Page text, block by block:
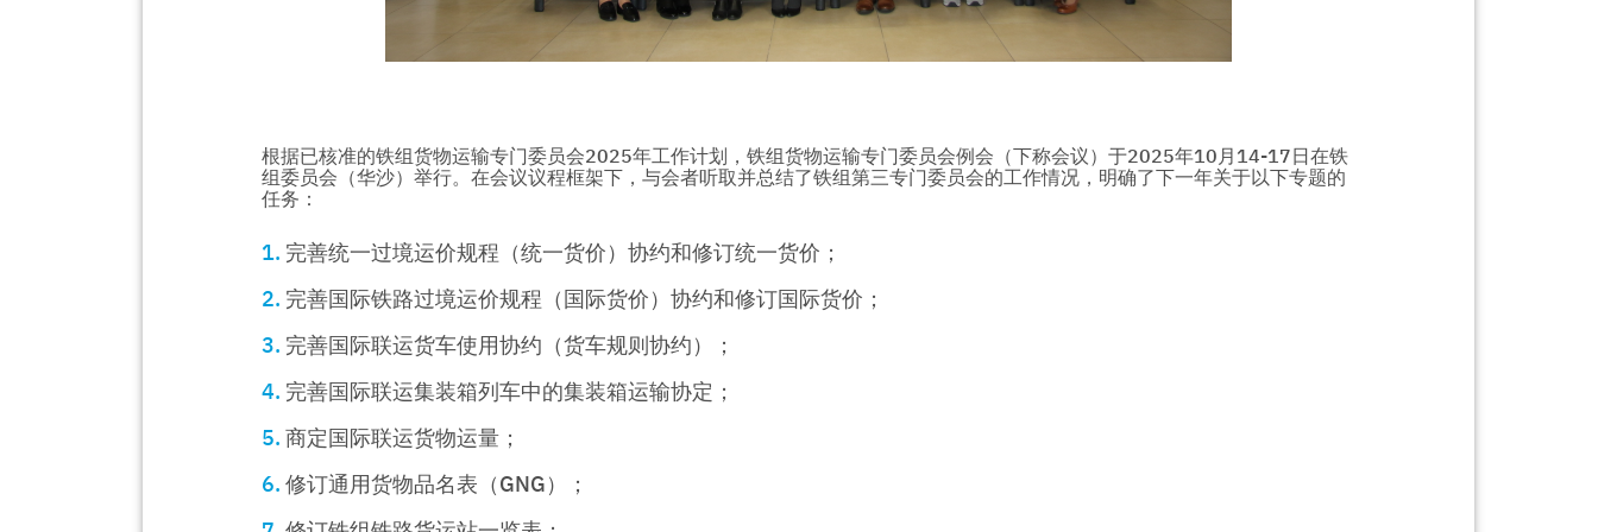
根据已核准的铁组货物运输专门委员会2025年工作计划，铁组货物运输专门委员会例会（下称会议）于2025年10月14-17日在铁
组委员会（华沙）举行。在会议议程框架下，与会者听取并总结了铁组第三专门委员会的工作情况，明确了下一年关于以下专题的
任务：
完善统一过境运价规程（统一货价）协约和修订统一货价；
完善国际铁路过境运价规程（国际货价）协约和修订国际货价；
完善国际联运货车使用协约（货车规则协约）；
完善国际联运集装箱列车中的集装箱运输协定；
商定国际联运货物运量；
修订通用货物品名表（GNG）；